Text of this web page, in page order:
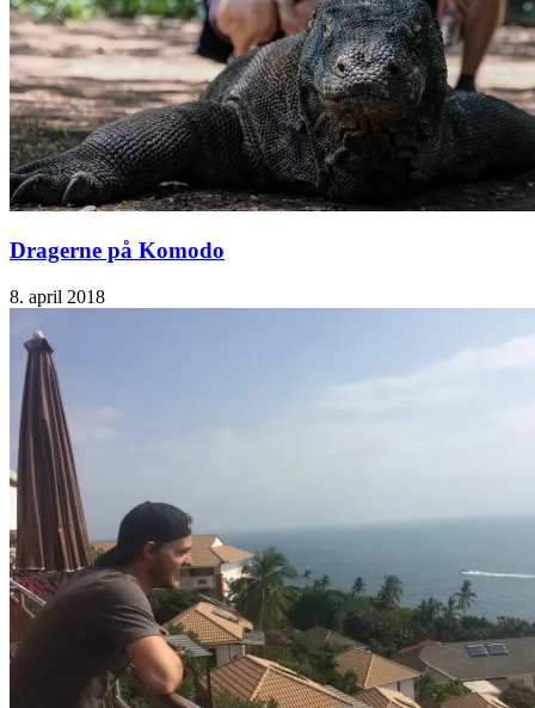
Dragerne på Komodo
8. april 2018